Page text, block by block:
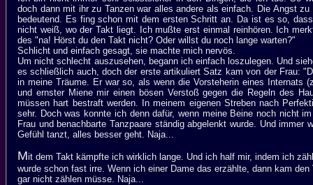
doch dann mit ihr zu Tanzen war alles andere als einfach. Die Angst
bedeutend. Es fing schon mit dem ersten Schritt an. Da ist es so,
nicht weiß, wo der Takt liegt. Ich mußte erst einmal reinhören. Ich
des "na! Hörst du den Takt nicht? Oder willst du noch lange warten?"
Schlicht und einfach gesagt, sie machte mich nervös.
Um nicht schlecht auszusehen, begann ich einfach loszulegen. Und
es schließlich auch, doch der erste artikuliert Satz kam von der Frau:
in meine Träume. Er war so, als wenn die Vorsteherin eines Internats
und ernster Miene mir einen bösen Verstoß gegen die Regeln des
müssen hart bestraft werden. In meinem eigenen Streben nach
sehr. Doch was konnte ich denn dafür, wenn meine Beine noch nicht
Frau und benachbarte Tanzpaare ständig abgelenkt wurde. Und
Gefühl tanzt, alles besser geht. Naja...
Mit dem Takt kämpfte ich wirklich lange. Und ich half mir, indem ich
wurde schon fast irre. Wenn ich einer Dame das erzählte, dann kam
gar nicht zählen müsse. Naja...